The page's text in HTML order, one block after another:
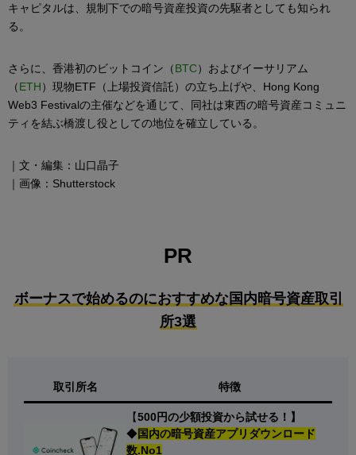
キャピタルは、規制下での暗号資産投資の先駆者としても知られ
る。
さらに、香港初のビットコイン（BTC）およびイーサリアム
（ETH）現物ETF（上場投資信託）の立ち上げや、Hong Kong
Web3 Festivalの主催などを通じて、同社は東西の暗号資産コミュニ
ティを結ぶ橋渡し役としての地位を確立している。
｜文・編集：山口晶子
｜画像：Shutterstock
PR
ボーナスで始めるのにおすすめな国内暗号資産取引
所3選
取引所名 特徴
【500円の少額投資から試せる！】
◆国内の暗号資産アプリダウンロード
数.No1